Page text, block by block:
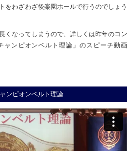
をわざわざ後楽園ホールで行うのでしょう
くなってしまうので、 詳しくは昨年のコン
ャンピオンベルト理論」のスピーチ動画
ンピオンベルト理論